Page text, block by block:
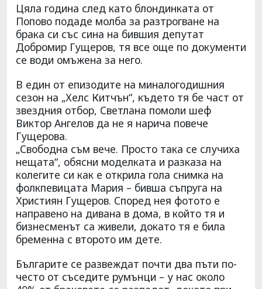
Цяла година след като блондинката от
Попово подаде молба за разтрогване на
брака си със сина на бившия депутат
Добромир Гущеров, тя все още по документи
се води омъжена за него.
В един от епизодите на миналогодишния
сезон на „Хелс Китчън“, където тя бе част от
звездния отбор, Светлана помоли шеф
Виктор Ангелов да не я нарича повече
Гущерова.
„Свободна съм вече. Просто така се случиха
нещата“, обясни моделката и разказа на
колегите си как е открила гола снимка на
фолкпевицата Мария – бивша съпруга на
Християн Гущеров. Според нея фотото е
направено на дивана в дома, в който тя и
бизнесменът са живели, докато тя е била
бременна с второто им дете.
Българите се развеждат почти два пъти по-
често от съседите румънци – у нас около